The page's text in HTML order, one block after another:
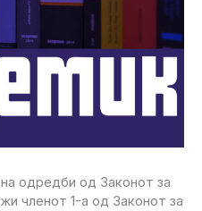
одредби од Законот за
членот 1-а од Законот за